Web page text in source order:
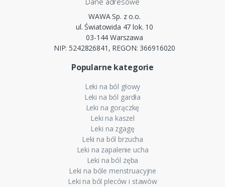
WAWA Sp. z o.o.
ul. Światowida 47 lok. 10
03-144 Warszawa
NIP: 5242826841, REGON: 366916020
Popularne kategorie
Leki na ból głowy
Leki na ból gardła
Leki na gorączkę
Leki na kaszel
Leki na zgagę
Leki na ból brzucha
Leki na zapalenie ucha
Leki na ból zęba
Leki na bóle menstruacyjne
Leki na ból pleców i stawów